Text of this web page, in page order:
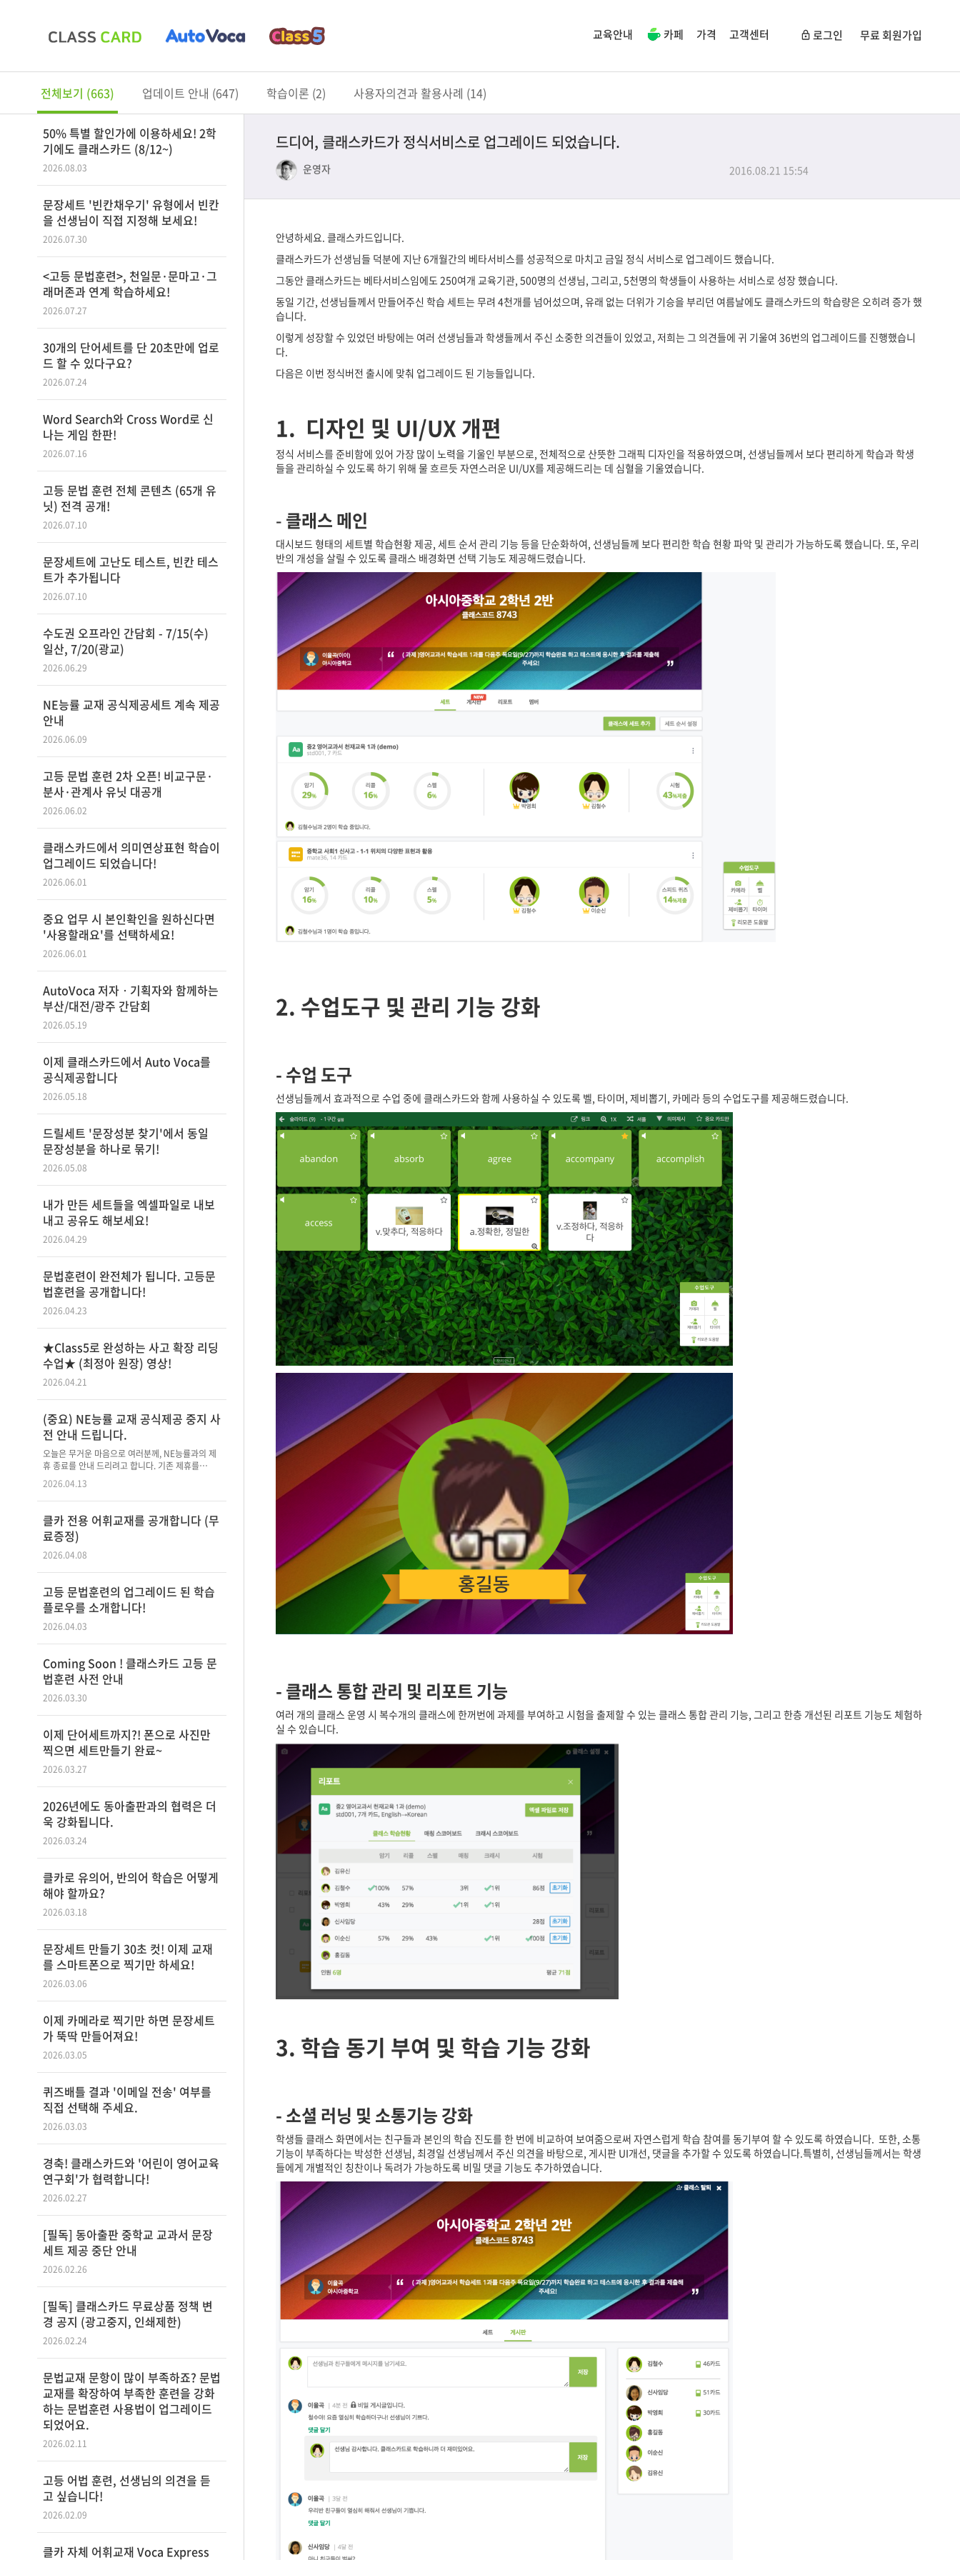
교육안내 카페 가격 고객센터 로그인 무료 회원가입
전체보기 (663) 업데이트 안내 (647) 학습이론 (2) 사용자의견과 활용사례 (14)
50% 특별 할인가에 이용하세요! 2학
기에도 클래스카드 (8/12~)
2026.08.03
문장세트 '빈칸채우기' 유형에서 빈칸
을 선생님이 직접 지정해 보세요!
2026.07.30
<고등 문법훈련>, 천일문·문마고·그
래머존과 연계 학습하세요!
2026.07.27
30개의 단어세트를 단 20초만에 업로
드 할 수 있다구요?
2026.07.24
Word Search와 Cross Word로 신
나는 게임 한판!
2026.07.16
고등 문법 훈련 전체 콘텐츠 (65개 유
닛) 전격 공개!
2026.07.10
문장세트에 고난도 테스트, 빈칸 테스
트가 추가됩니다
2026.07.10
수도권 오프라인 간담회 - 7/15(수)
일산, 7/20(광교)
2026.06.29
NE능률 교재 공식제공세트 계속 제공
안내
2026.06.09
고등 문법 훈련 2차 오픈! 비교구문·
분사·관계사 유닛 대공개
2026.06.02
클래스카드에서 의미연상표현 학습이
업그레이드 되었습니다!
2026.06.01
중요 업무 시 본인확인을 원하신다면
'사용할래요'를 선택하세요!
2026.06.01
AutoVoca 저자ㆍ기획자와 함께하는
부산/대전/광주 간담회
2026.05.19
이제 클래스카드에서 Auto Voca를
공식제공합니다
2026.05.18
드릴세트 '문장성분 찾기'에서 동일
문장성분을 하나로 묶기!
2026.05.08
내가 만든 세트들을 엑셀파일로 내보
내고 공유도 해보세요!
2026.04.29
문법훈련이 완전체가 됩니다. 고등문
법훈련을 공개합니다!
2026.04.23
★Class5로 완성하는 사고 확장 리딩
수업★ (최정아 원장) 영상!
2026.04.21
(중요) NE능률 교재 공식제공 중지 사
전 안내 드립니다.
오늘은 무거운 마음으로 여러분께, NE능률과의 제
휴 종료를 안내 드리려고 합니다. 기존 제휴를…
2026.04.13
클카 전용 어휘교재를 공개합니다 (무
료증정)
2026.04.08
고등 문법훈련의 업그레이드 된 학습
플로우를 소개합니다!
2026.04.03
Coming Soon ! 클래스카드 고등 문
법훈련 사전 안내
2026.03.30
이제 단어세트까지?! 폰으로 사진만
찍으면 세트만들기 완료~
2026.03.27
2026년에도 동아출판과의 협력은 더
욱 강화됩니다.
2026.03.24
클카로 유의어, 반의어 학습은 어떻게
해야 할까요?
2026.03.18
문장세트 만들기 30초 컷! 이제 교재
를 스마트폰으로 찍기만 하세요!
2026.03.06
이제 카메라로 찍기만 하면 문장세트
가 뚝딱 만들어져요!
2026.03.05
퀴즈배틀 결과 '이메일 전송' 여부를
직접 선택해 주세요.
2026.03.03
경축! 클래스카드와 '어린이 영어교육
연구회'가 협력합니다!
2026.02.27
[필독] 동아출판 중학교 교과서 문장
세트 제공 중단 안내
2026.02.26
[필독] 클래스카드 무료상품 정책 변
경 공지 (광고중지, 인쇄제한)
2026.02.24
문법교재 문항이 많이 부족하죠? 문법
교재를 확장하여 부족한 훈련을 강화
하는 문법훈련 사용법이 업그레이드
되었어요.
2026.02.11
고등 어법 훈련, 선생님의 의견을 듣
고 싶습니다!
2026.02.09
클카 자체 어휘교재 Voca Express
드디어, 클래스카드가 정식서비스로 업그레이드 되었습니다.
운영자 2016.08.21 15:54
안녕하세요. 클래스카드입니다.
클래스카드가 선생님들 덕분에 지난 6개월간의 베타서비스를 성공적으로 마치고 금일 정식 서비스로 업그레이드 했습니다.
그동안 클래스카드는 베타서비스임에도 250여개 교육기관, 500명의 선생님, 그리고, 5천명의 학생들이 사용하는 서비스로 성장 했습니다.
동일 기간, 선생님들께서 만들어주신 학습 세트는 무려 4천개를 넘어섰으며, 유래 없는 더위가 기승을 부리던 여름날에도 클래스카드의 학습량은 오히려 증가 했
습니다.
이렇게 성장할 수 있었던 바탕에는 여러 선생님들과 학생들께서 주신 소중한 의견들이 있었고, 저희는 그 의견들에 귀 기울여 36번의 업그레이드를 진행했습니
다.
다음은 이번 정식버전 출시에 맞춰 업그레이드 된 기능들입니다.
1. 디자인 및 UI/UX개편
정식 서비스를 준비함에 있어 가장 많이 노력을 기울인 부분으로, 전체적으로 산뜻한 그래픽 디자인을 적용하였으며, 선생님들께서 보다 편리하게 학습과 학생
들을 관리하실 수 있도록 하기 위해 물 흐르듯 자연스러운 UI/UX를 제공해드리는 데 심혈을 기울였습니다.
-클래스메인
대시보드 형태의 세트별 학습현황 제공, 세트 순서 관리 기능 등을 단순화하여, 선생님들께 보다 편리한 학습 현황 파악 및 관리가 가능하도록 했습니다. 또, 우리
반의 개성을 살릴 수 있도록 클래스 배경화면 선택 기능도 제공해드렸습니다.
2. 수업도구 및 관리 기능 강화
-수업 도구
선생님들께서 효과적으로 수업 중에 클래스카드와 함께 사용하실 수 있도록 벨, 타이머, 제비뽑기, 카메라 등의 수업도구를 제공해드렸습니다.
-클래스통합관리 및 리포트기능
여러 개의 클래스 운영 시 복수개의 클래스에 한꺼번에 과제를 부여하고 시험을 출제할 수 있는 클래스 통합 관리 기능, 그리고 한층 개선된 리포트 기능도 체험하
실 수 있습니다.
3. 학습 동기 부여 및 학습 기능 강화
-소셜 러닝 및 소통기능 강화
학생들 클래스 화면에서는 친구들과 본인의 학습 진도를 한 번에 비교하여 보여줌으로써 자연스럽게 학습 참여를 동기부여 할 수 있도록 하였습니다. 또한, 소통
기능이 부족하다는 박성한 선생님, 최경일 선생님께서 주신 의견을 바탕으로, 게시판 UI개선, 댓글을 추가할 수 있도록 하였습니다.특별히, 선생님들께서는 학생
들에게 개별적인 칭찬이나 독려가 가능하도록 비밀 댓글 기능도 추가하였습니다.